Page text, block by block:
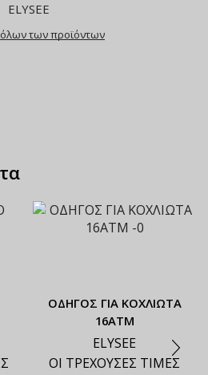
ELYSEE
των προϊόντων
ΟΔΗΓΟΣ ΓΙΑ ΚΟΧΛΙΩΤΑ
16ΑΤΜ
ELYSEE
ΟΙ ΤΡΕΧΟΥΣΕΣ ΤΙΜΕΣ